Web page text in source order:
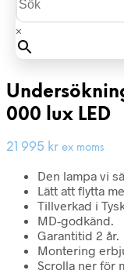
×
000 lux LED
21 995 kr ex moms
Den lampa vi
Lätt att flytta
Tillverkad i
MD-godkänd.
Garantitid 2 år.
Montering
Scrolla ner för